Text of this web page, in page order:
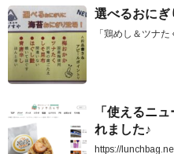
選べるおにぎ
「鶏めし＆ツナ
「使えるニ
れました♪
https://